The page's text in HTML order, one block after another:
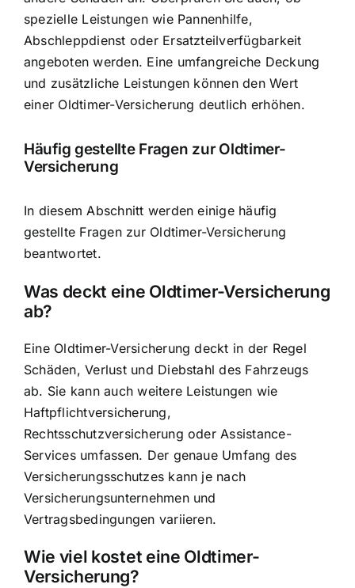
spezielle Leistungen wie Pannenhilfe,
Abschleppdienst oder Ersatzteilverfügbarkeit
angeboten werden. Eine umfangreiche Deckung
und zusätzliche Leistungen können den Wert
einer Oldtimer-Versicherung deutlich erhöhen.
Häufig gestellte Fragen zur Oldtimer-
Versicherung
In diesem Abschnitt werden einige häufig
gestellte Fragen zur Oldtimer-Versicherung
beantwortet.
Was deckt eine Oldtimer-Versicherung
ab?
Eine Oldtimer-Versicherung deckt in der Regel
Schäden, Verlust und Diebstahl des Fahrzeugs
ab. Sie kann auch weitere Leistungen wie
Haftpflichtversicherung,
Rechtsschutzversicherung oder Assistance-
Services umfassen. Der genaue Umfang des
Versicherungsschutzes kann je nach
Versicherungsunternehmen und
Vertragsbedingungen variieren.
Wie viel kostet eine Oldtimer-
Versicherung?